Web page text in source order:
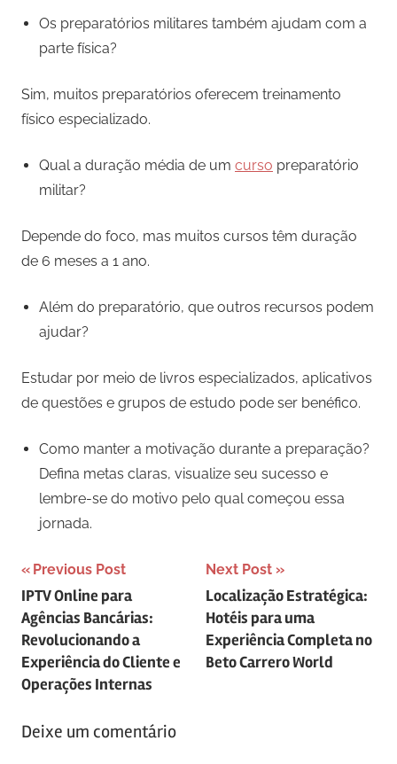
Os preparatórios militares também ajudam com a
parte física?
Sim, muitos preparatórios oferecem treinamento
físico especializado.
Qual a duração média de um curso preparatório
militar?
Depende do foco, mas muitos cursos têm duração
de 6 meses a 1 ano.
Além do preparatório, que outros recursos podem
ajudar?
Estudar por meio de livros especializados, aplicativos
de questões e grupos de estudo pode ser benéfico.
Como manter a motivação durante a preparação?
Defina metas claras, visualize seu sucesso e
lembre-se do motivo pelo qual começou essa
jornada.
Navegação
de
artigos
Previous Post
IPTV Online para
Agências Bancárias:
Revolucionando a
Experiência do Cliente e
Operações Internas
Next Post
Localização Estratégica:
Hotéis para uma
Experiência Completa no
Beto Carrero World
Deixe um comentário